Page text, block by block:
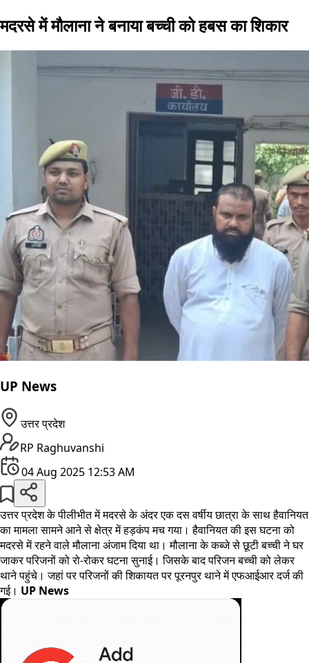
मदरसे में मौलाना ने बनाया बच्ची को हबस का शिकार
UP News
उत्तर प्रदेश
RP Raghuvanshi
04 Aug 2025 12:53 AM
उत्तर प्रदेश के पीलीभीत में मदरसे के अंदर एक दस वर्षीय छात्रा के साथ हैवानियत
का मामला सामने आने से क्षेत्र में हड़कंप मच गया। हैवानियत की इस घटना को
मदरसे में रहने वाले मौलाना अंजाम दिया था। मौलाना के कब्जे से छूटी बच्ची ने घर
जाकर परिजनों को रो-रोकर घटना सुनाई। जिसके बाद परिजन बच्ची को लेकर
थाने पहुंचे। जहां पर परिजनों की शिकायत पर पूरनपुर थाने में एफआईआर दर्ज की
गई। UP News